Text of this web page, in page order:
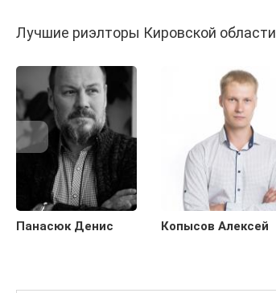
Лучшие риэлторы Кировской области
Панасюк Денис Копысов Алексей